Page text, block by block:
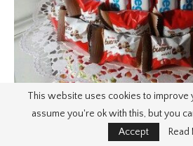
This website uses cookies to improve
assume you're ok with this, but you
Accept
Read